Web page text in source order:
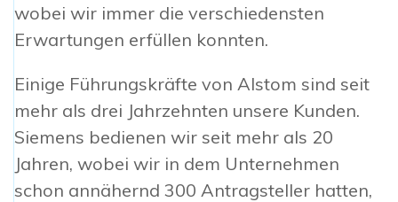
wobei wir immer die verschiedensten
Erwartungen erfüllen konnten.
Einige Führungskräfte von Alstom sind seit
mehr als drei Jahrzehnten unsere Kunden.
Siemens bedienen wir seit mehr als 20
Jahren, wobei wir in dem Unternehmen
schon annähernd 300 Antragsteller hatten,